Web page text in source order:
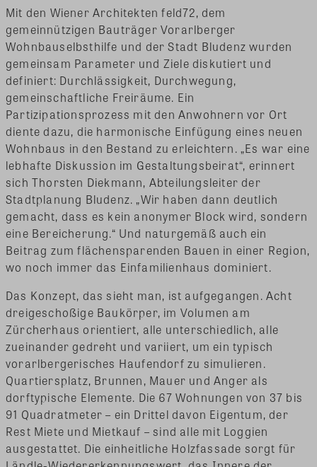
Mit den Wiener Architekten feld72, dem
gemeinnützigen Bauträger Vorarlberger
Wohnbauselbsthilfe und der Stadt Bludenz wurden
gemeinsam Parameter und Ziele diskutiert und
definiert: Durchlässigkeit, Durchwegung,
gemeinschaftliche Freiräume. Ein
Partizipationsprozess mit den Anwohnern vor Ort
diente dazu, die harmonische Einfügung eines neuen
Wohnbaus in den Bestand zu erleichtern. „Es war eine
lebhafte Diskussion im Gestaltungsbeirat“, erinnert
sich Thorsten Diekmann, Abteilungsleiter der
Stadtplanung Bludenz. „Wir haben dann deutlich
gemacht, dass es kein anonymer Block wird, sondern
eine Bereicherung.“ Und naturgemäß auch ein
Beitrag zum flächensparenden Bauen in einer Region,
wo noch immer das Einfamilienhaus dominiert.
Das Konzept, das sieht man, ist aufgegangen. Acht
dreigeschoßige Baukörper, im Volumen am
Zürcherhaus orientiert, alle unterschiedlich, alle
zueinander gedreht und variiert, um ein typisch
vorarlbergerisches Haufendorf zu simulieren.
Quartiersplatz, Brunnen, Mauer und Anger als
dorftypische Elemente. Die 67 Wohnungen von 37 bis
91 Quadratmeter – ein Drittel davon Eigentum, der
Rest Miete und Mietkauf – sind alle mit Loggien
ausgestattet. Die einheitliche Holzfassade sorgt für